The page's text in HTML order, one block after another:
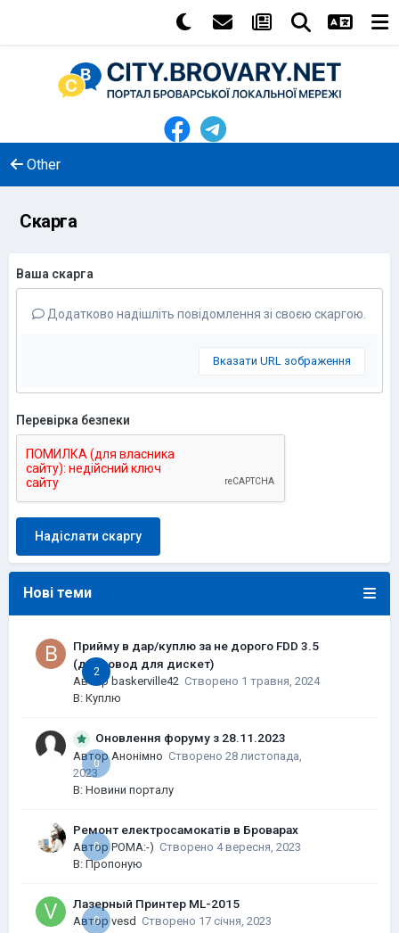
Other
Скарга
Ваша скарга
Додатково надішліть повідомлення зі своєю скаргою.
Вказати URL зображення
Перевірка безпеки
Надіслати скаргу
Нові теми
2
Прийму в дар/куплю за не дорого FDD 3.5
(дисковод для дискет)
Автор baskerville42 Створено 1 травня, 2024
В: Куплю
0
Оновлення форуму з 28.11.2023
Автор Анонімно Створено 28 листопада,
2023
В: Новини порталу
0
Ремонт електросамокатів в Броварах
АвторPOMA:-) Створено 4 вересня, 2023
В: Пропоную
0
Лазерный Принтер ML-2015
Авторvesd Створено 17 січня, 2023